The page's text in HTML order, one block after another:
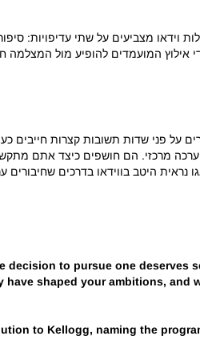
550 מילים וההרחבה לחמש שאלות וידאו מצביעים
אילוץ המועמדים להופיע מול
על פני שדות תשובות קצרות חייבים
מרכזי. הם חושפים כיצד אתם
היטב בווידאו בדרכים שחיבורים
to pursue one deserves
shaped your ambitions,
to Kellogg, naming the